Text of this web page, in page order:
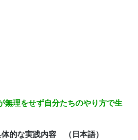
無理をせず自分たちのやり方で生
体的な実践内容 （日本語）